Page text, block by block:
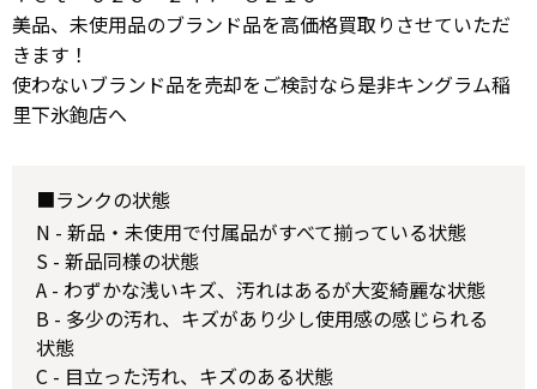
美品、未使用品のブランド品を高価格買取りさせていただ
きます！
使わないブランド品を売却をご検討なら是非キングラム稲
里下氷鉋店へ
■ランクの状態
N - 新品・未使用で付属品がすべて揃っている状態
S - 新品同様の状態
A - わずかな浅いキズ、汚れはあるが大変綺麗な状態
B - 多少の汚れ、キズがあり少し使用感の感じられる
状態
C - 目立った汚れ、キズのある状態